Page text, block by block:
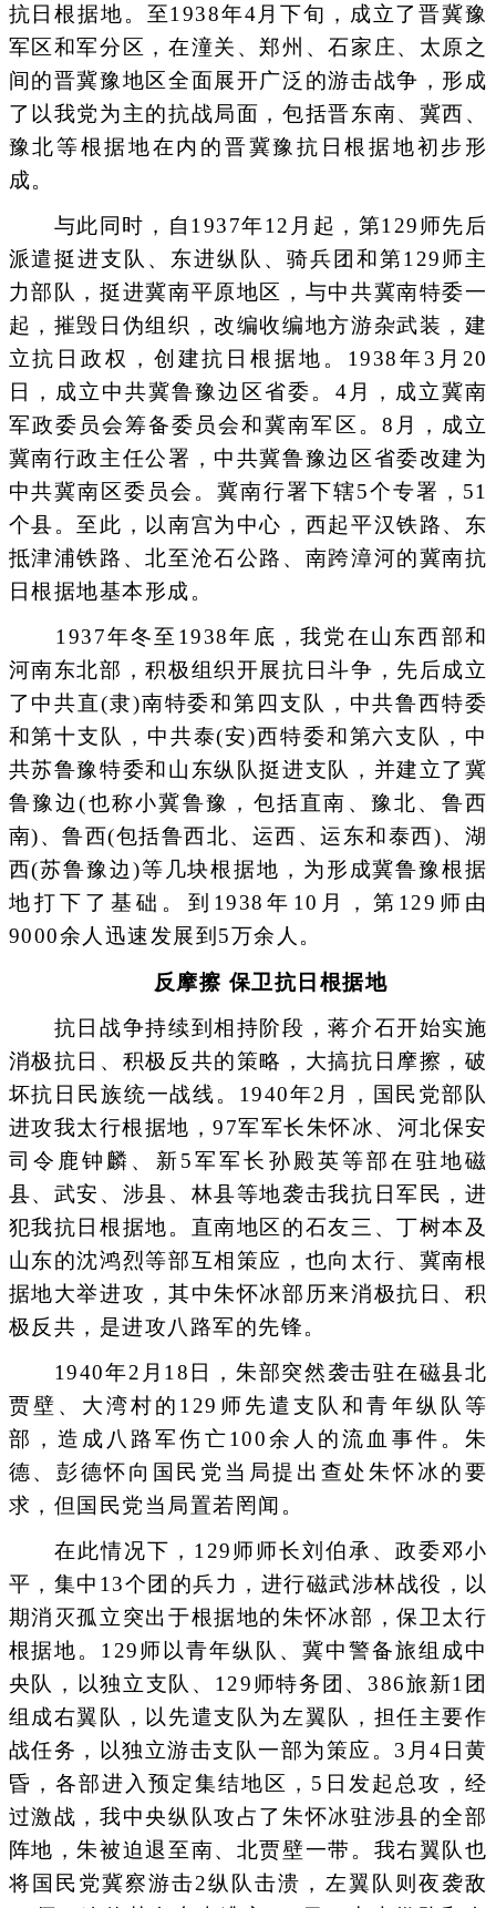
抗日根据地。至1938年4月下旬，成立了晋冀豫
军区和军分区，在潼关、郑州、石家庄、太原之
间的晋冀豫地区全面展开广泛的游击战争，形成
了以我党为主的抗战局面，包括晋东南、冀西、
豫北等根据地在内的晋冀豫抗日根据地初步形
成。
与此同时，自1937年12月起，第129师先后
派遣挺进支队、东进纵队、骑兵团和第129师主
力部队，挺进冀南平原地区，与中共冀南特委一
起，摧毁日伪组织，改编收编地方游杂武装，建
立抗日政权，创建抗日根据地。1938年3月20
日，成立中共冀鲁豫边区省委。4月，成立冀南
军政委员会筹备委员会和冀南军区。8月，成立
冀南行政主任公署，中共冀鲁豫边区省委改建为
中共冀南区委员会。冀南行署下辖5个专署，51
个县。至此，以南宫为中心，西起平汉铁路、东
抵津浦铁路、北至沧石公路、南跨漳河的冀南抗
日根据地基本形成。
1937年冬至1938年底，我党在山东西部和
河南东北部，积极组织开展抗日斗争，先后成立
了中共直(隶)南特委和第四支队，中共鲁西特委
和第十支队，中共泰(安)西特委和第六支队，中
共苏鲁豫特委和山东纵队挺进支队，并建立了冀
鲁豫边(也称小冀鲁豫，包括直南、豫北、鲁西
南)、鲁西(包括鲁西北、运西、运东和泰西)、湖
西(苏鲁豫边)等几块根据地，为形成冀鲁豫根据
地打下了基础。到1938年10月，第129师由
9000余人迅速发展到5万余人。
反摩擦 保卫抗日根据地
抗日战争持续到相持阶段，蒋介石开始实施
消极抗日、积极反共的策略，大搞抗日摩擦，破
坏抗日民族统一战线。1940年2月，国民党部队
进攻我太行根据地，97军军长朱怀冰、河北保安
司令鹿钟麟、新5军军长孙殿英等部在驻地磁
县、武安、涉县、林县等地袭击我抗日军民，进
犯我抗日根据地。直南地区的石友三、丁树本及
山东的沈鸿烈等部互相策应，也向太行、冀南根
据地大举进攻，其中朱怀冰部历来消极抗日、积
极反共，是进攻八路军的先锋。
1940年2月18日，朱部突然袭击驻在磁县北
贾壁、大湾村的129师先遣支队和青年纵队等
部，造成八路军伤亡100余人的流血事件。朱
德、彭德怀向国民党当局提出查处朱怀冰的要
求，但国民党当局置若罔闻。
在此情况下，129师师长刘伯承、政委邓小
平，集中13个团的兵力，进行磁武涉林战役，以
期消灭孤立突出于根据地的朱怀冰部，保卫太行
根据地。129师以青年纵队、冀中警备旅组成中
央队，以独立支队、129师特务团、386旅新1团
组成右翼队，以先遣支队为左翼队，担任主要作
战任务，以独立游击支队一部为策应。3月4日黄
昏，各部进入预定集结地区，5日发起总攻，经
过激战，我中央纵队攻占了朱怀冰驻涉县的全部
阵地，朱被迫退至南、北贾壁一带。我右翼队也
将国民党冀察游击2纵队击溃，左翼队则夜袭敌